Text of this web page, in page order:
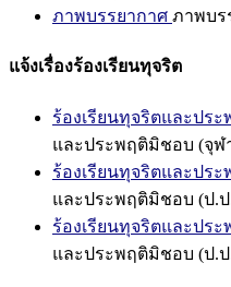
ภาพบรรยากาศ ภาพบร
แจ้งเรื่องร้องเรียนทุจริต
ร้องเรียนทุจริตและปร
และประพฤติมิชอบ (จุฬ
ร้องเรียนทุจริตและปร
และประพฤติมิชอบ (ป.
ร้องเรียนทุจริตและปร
และประพฤติมิชอบ (ป.